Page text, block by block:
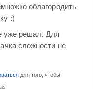
облагородить
:)
уже решал. Для
сложности не
для того, чтобы